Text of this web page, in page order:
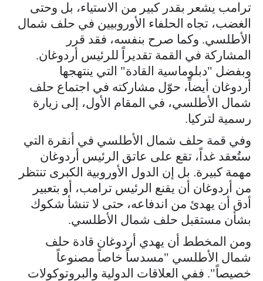
ترامب يشعر بقدر كبير من الاستياء، بل وحتى
الغضب، تجاه الحلفاء الأوروبيين في حلف شمال
الأطلسي. وكما صرح بنفسه، فقد قرر
المشاركة في القمة تقديراً للرئيس أردوغان.
وبفضل "دبلوماسية القادة" التي ينتهجها
أردوغان أيضاً، حوّل مشاركته في اجتماع حلف
شمال الأطلسي، في المقام الأول، إلى زيارة
رسمية لتركيا.
وفي قمة حلف شمال الأطلسي في أنقرة التي
ستُعقد غداً، تقع على عاتق الرئيس أردوغان
مهمة كبيرة. بل إن الدول الأوروبية الكبرى تنتظر
من أردوغان أن يقنع الرئيس ترامب، أو بتعبير
أدق أن يهدئ من اندفاعه، حتى لا تنشأ شكوك
بشأن مستقبل حلف شمال الأطلسي.
ومن المخطط أن يهدي أردوغان قادة حلف
شمال الأطلسي "مسدساً خاصاً مصنوعاً
خصيصاً". ففي العلاقات الدولية والبروتوكولات